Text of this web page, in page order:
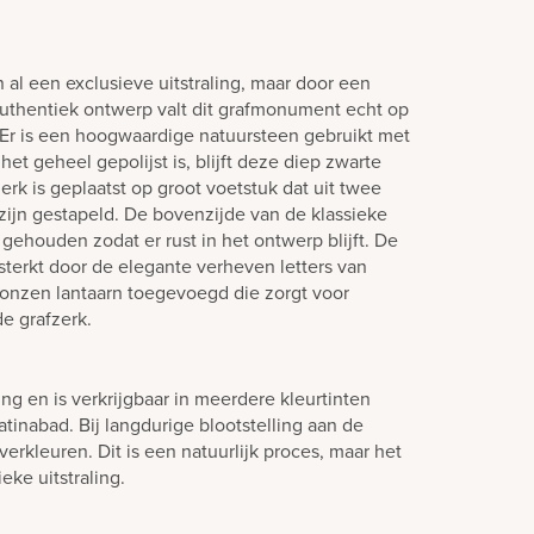
een exclusieve uitstraling, maar door een
ontwerp valt dit grafmonument echt op
is een hoogwaardige natuursteen gebruikt met
geheel gepolijst is, blijft deze diep zwarte
is geplaatst op groot voetstuk dat uit twee
gestapeld. De bovenzijde van de klassieke
zodat er rust in het ontwerp blijft. De
door de elegante verheven letters van
lantaarn toegevoegd die zorgt voor
grafzerk.
en is verkrijgbaar in meerdere kleurtinten
Bij langdurige blootstelling aan de
Dit is een natuurlijk proces, maar het
uitstraling.